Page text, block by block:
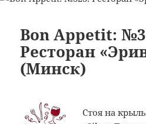
Bon Appetit:
Ресторан
(Минск)
Стоя на